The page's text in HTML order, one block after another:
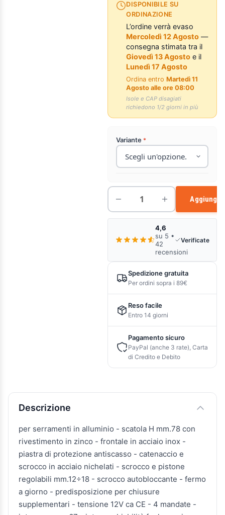
DISPONIBILE SU
ORDINAZIONE
L’ordine verrà evaso
Mercoledì 12 Agosto —
consegna stimata tra il
Giovedì 13 Agosto e il
Lunedì 17 Agosto
Ordina entroMartedì 11
Agosto alle ore 08:00
Isole e CAP disagiati
richiedono 1/2 giorni in più
Variante
Aggiungi
4,6
su 5 •
42
recensioni
Verificate
Spedizione gratuita
Per ordini sopra i 89€
Reso facile
Entro 14 giorni
Pagamento sicuro
PayPal (anche 3 rate), Carta
di Credito e Debito
Descrizione e caratteristiche
Descrizione
per serramenti in alluminio - scatola H mm.78 con
rivestimento in zinco - frontale in acciaio inox -
piastra di protezione antiscasso - catenaccio e
scrocco in acciaio nichelati - scrocco e pistone
regolabili mm.12÷18 - scrocco autobloccante - fermo
a giorno - predisposizione per chiusure
supplementari - tensione 12V ca CE - 4 mandate -